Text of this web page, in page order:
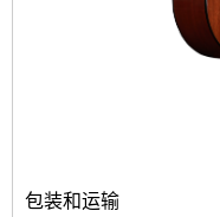
包装和运输